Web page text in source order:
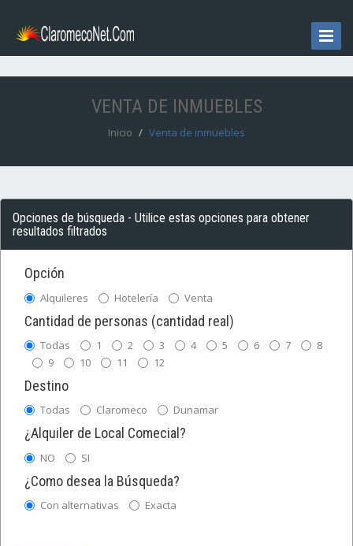
Toggle
VENTA DE INMUEBLES
Inicio Venta de inmuebles
Opciones de búsqueda - Utilice estas opciones para obtener
resultados filtrados
Opción
Alquileres Hotelería Venta
Cantidad de personas (cantidad real)
Todas 1 2 3 4 5 6 7
8
9
10 11 12
Destino
Todas Claromeco Dunamar
¿Alquiler de Local Comecial?
NO SI
¿Como desea la Búsqueda?
Con alternativas Exacta